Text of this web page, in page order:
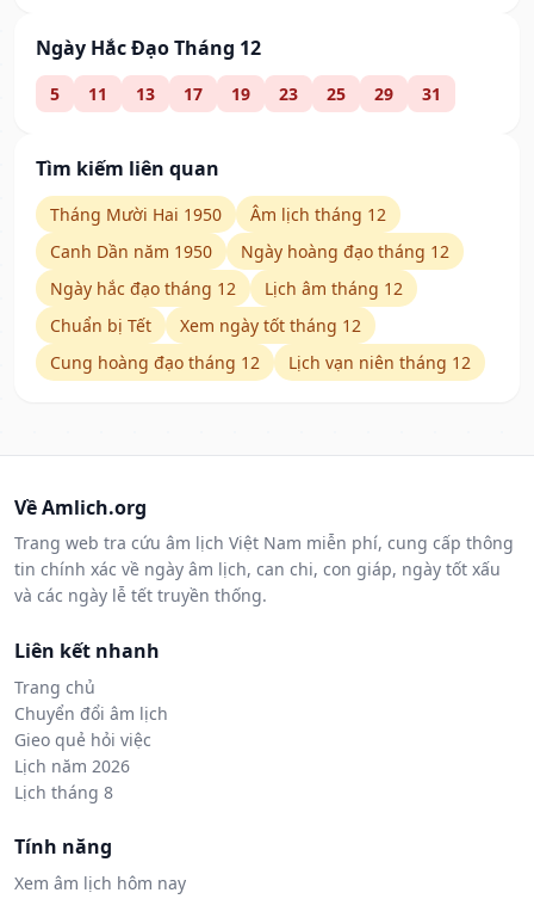
Ngày Hắc Đạo Tháng 12
5 11 13 17 19 23 25 29 31
Tìm kiếm liên quan
Tháng Mười Hai 1950
Âm lịch tháng 12
Canh Dần năm 1950
Ngày hoàng đạo tháng 12
Ngày hắc đạo tháng 12
Lịch âm tháng 12
Chuẩn bị Tết
Xem ngày tốt tháng 12
Cung hoàng đạo tháng 12
Lịch vạn niên tháng 12
Về Amlich.org
Trang web tra cứu âm lịch Việt Nam miễn phí, cung cấp thông
tin chính xác về ngày âm lịch, can chi, con giáp, ngày tốt xấu
và các ngày lễ tết truyền thống.
Liên kết nhanh
Trang chủ
Chuyển đổi âm lịch
Gieo quẻ hỏi việc
Lịch năm 2026
Lịch tháng 8
Tính năng
Xem âm lịch hôm nay